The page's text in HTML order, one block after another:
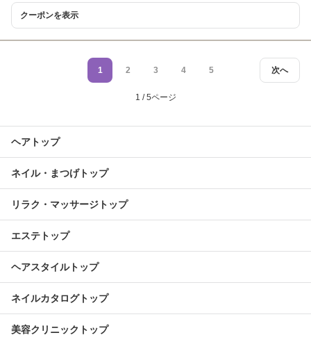
クーポンを表示
次へ
1 2 3 4 5
1 / 5ページ
ヘアトップ
ネイル・まつげトップ
リラク・マッサージトップ
エステトップ
ヘアスタイルトップ
ネイルカタログトップ
美容クリニックトップ